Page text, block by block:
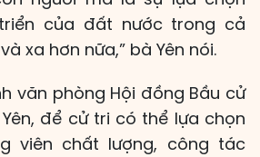
của đất nước trong cả
xa hơn nữa,” bà Yên nói.
văn phòng Hội đồng Bầu cử
để cử tri có thể lựa chọn
viên chất lượng, công tác